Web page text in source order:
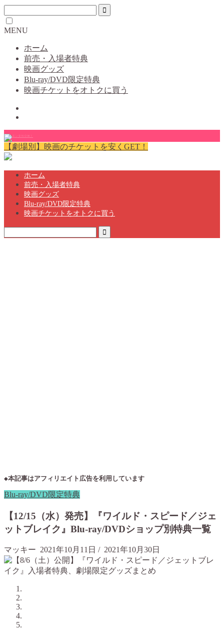
MENU
ホーム
前売・入場者特典
映画グッズ
Blu-ray/DVD限定特典
映画チケットをオトクに買う
【劇場別】映画のチケットを安くGET！
ホーム
前売・入場者特典
映画グッズ
Blu-ray/DVD限定特典
映画チケットをオトクに買う
◆本記事はアフィリエイト広告を利用しています
Blu-ray/DVD限定特典
【12/15（水）発売】『ワイルド・スピード／ジェ
ットブレイク』Blu-ray/DVDショップ別特典一覧
マッキー 2021年10月11日 / 2021年10月30日